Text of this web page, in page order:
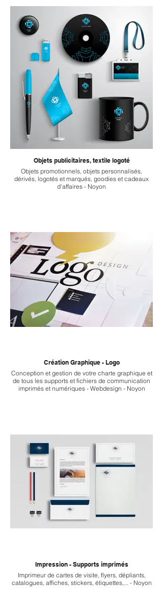
Objets publicitaires, textile logoté
Objets promotionnels, objets personnalisés,
dérivés, logotés et marqués, goodies et cadeaux
d'affaires - Noyon
Création Graphique - Logo
Conception et gestion de votre charte graphique et
de tous les supports et fichiers de communication
imprimés et numériques - Webdesign - Noyon
Impression - Supports imprimés
Imprimeur de cartes de visite, flyers, dépliants,
catalogues, affiches, stickers, étiquettes,... - Noyon